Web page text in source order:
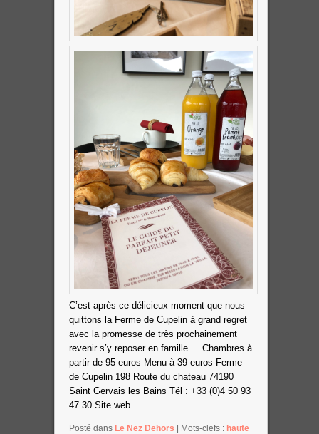
C’est après ce délicieux moment que nous
quittons la Ferme de Cupelin à grand regret
avec la promesse de très prochainement
revenir s’y reposer en famille .
Chambres à
partir de 95 euros Menu à 39 euros Ferme
de Cupelin 198 Route du chateau 74190
Saint Gervais les Bains Tél : +33 (0)4 50 93
47 30 Site web
Posté dans Le Nez Dehors Mots-clefs : haute